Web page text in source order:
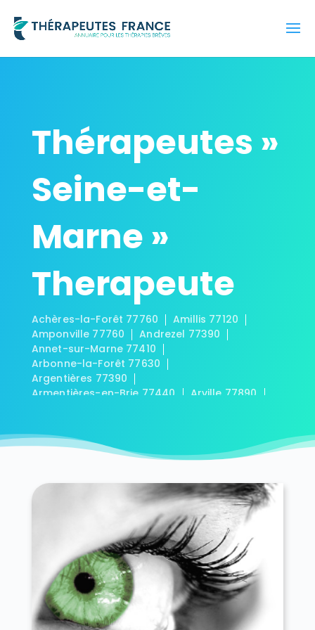
Thérapeutes »
Seine-et-
Marne »
Therapeute
Achères-la-Forêt 77760
Amillis 77120
Amponville 77760
Andrezel 77390
Annet-sur-Marne 77410
Arbonne-la-Forêt 77630
Argentières 77390
Armentières-en-Brie 77440
Arville 77890
Aulnoy 77120
Bagneaux-sur-Loing 77167
Bannost-Villegagnon 77970
Barbey 77130
Barbizon 77630
Barcy 77910
Bazoches-lès-Bray 77118
Beauchery-Saint-Martin 77560
Beaumont-du-Gâtinais 77890
Beautheil 77120
Beauvoir 77390
Bellot 77510
Bernay-Vilbert 77540
Beton-Bazoches 77320
Bezalles 77970
Blandy 77115
Blennes 77940
Boisdon 77970
Bois-le-Roi 77590